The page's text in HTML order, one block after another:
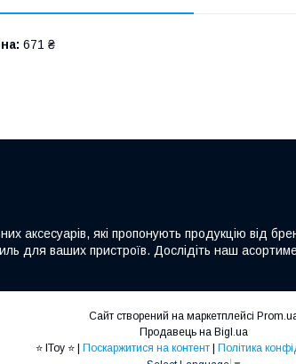
671 ₴
аксесуарів, які пропонують продукцію від
для ваших пристроїв. Дослідіть наш
Сайт створений на маркетплейсі
Продавець на Bigl.ua
⭐ IToy ⭐ | Поскаржитися на контент | Політика